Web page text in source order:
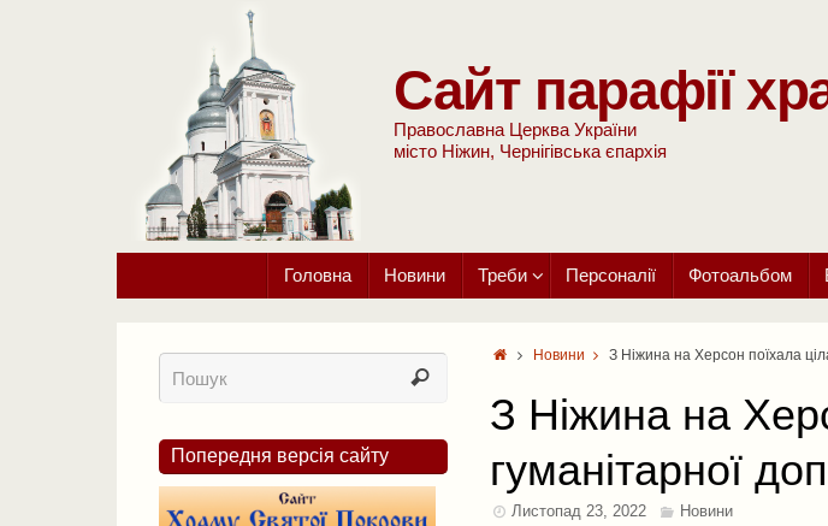
Сайт парафії
Православна Церква України
місто Ніжин, Чернігівська єпархія
Головна Новини Треби Персоналії Фотоальбом
Новини З Ніжина на Херсон поїхала
З Ніжина на
гуманітарної
Листопад 23, 2022 Новини
Попередня версія сайту